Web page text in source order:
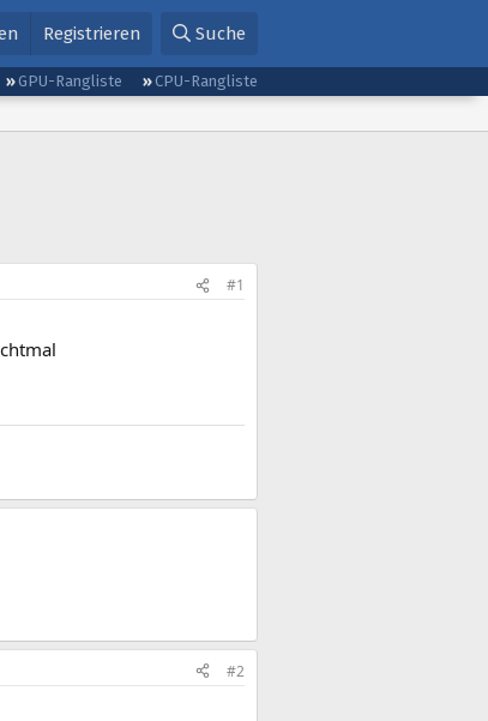
Registrieren Suche
GPU-Rangliste
CPU-Rangliste
#1
#2